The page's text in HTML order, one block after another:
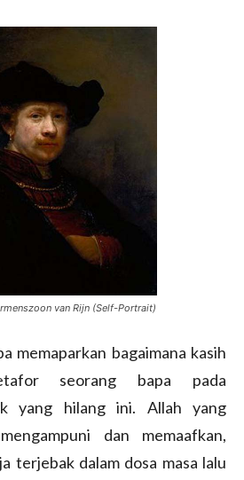
van Rijn (Self-Portrait)
memaparkan bagaimana kasih
seorang bapa pada
yang hilang ini. Allah yang
dan memaafkan,
terjebak dalam dosa masa lalu